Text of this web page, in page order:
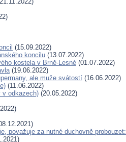
(15.09.2022)
koncilu (13.07.2022)
kostela v Brně-Lesné (01.07.2022)
(19.06.2022)
ale muže svátostí (16.06.2022)
(11.06.2022)
v odkazech) (20.05.2022)
považuje za nutné duchovně probouzet: